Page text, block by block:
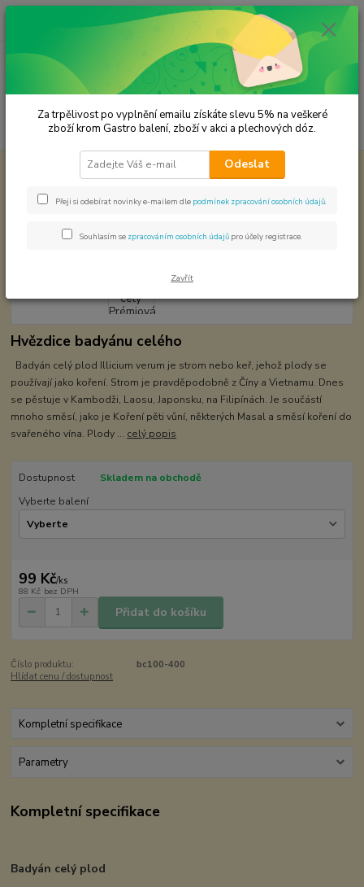
Menu
Hledat
ks
za 0,00 Kč
Premium koření Badyán celý Prémiová kvalita
Badyán celý Prémiová kvalita
Hvězdice badyánu celého
Badyán celý plod Illicium verum je strom nebo keř, jehož plody se
používají jako koření. Strom je pravděpodobně z Číny a Vietnamu. Dnes
se pěstuje v Kambodži, Laosu, Japonsku, na Filipínách. Je součástí
mnoho směsí, jako je Koření pěti vůní, některých Masal a směsí koření do
svařeného vína. Plody ... celý popis
Dostupnost
Skladem na obchodě
Vyberte balení
99 Kč/ks
88 Kč bez DPH
Přidat do košíku
Číslo produktu:
bc100-400
Hlídat cenu / dostupnost
Kompletní specifikace
Parametry
Kompletní specifikace
Badyán celý plod
Za trpělivost po vyplnění emailu získáte slevu 5% na veškeré
zboží krom Gastro balení, zboží v akci a plechových dóz.
Odeslat
Přeji si odebírat novinky e-mailem dle podmínek zpracování osobních údajů
Souhlasím se zpracováním osobních údajů pro účely registrace.
Zavřít